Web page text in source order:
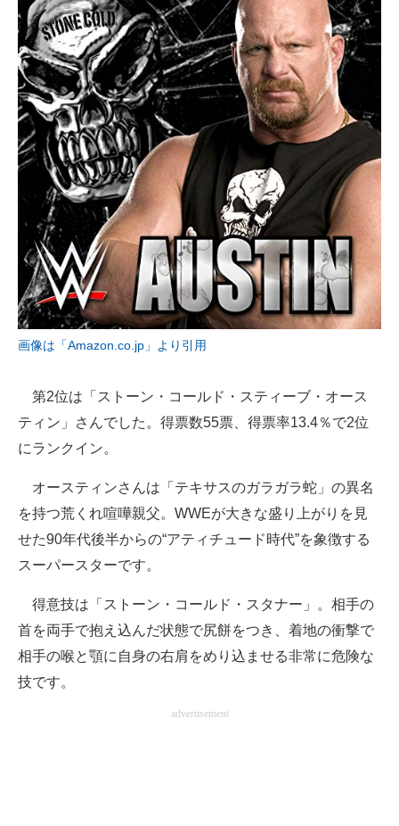
画像は「Amazon.co.jp」より引用
第2位は「ストーン・コールド・スティーブ・オース
ティン」さんでした。得票数55票、得票率13.4％で2位
にランクイン。
オースティンさんは「テキサスのガラガラ蛇」の異名
を持つ荒くれ喧嘩親父。WWEが大きな盛り上がりを見
せた90年代後半からの“アティチュード時代”を象徴する
スーパースターです。
得意技は「ストーン・コールド・スタナー」。相手の
首を両手で抱え込んだ状態で尻餅をつき、着地の衝撃で
相手の喉と顎に自身の右肩をめり込ませる非常に危険な
技です。
advertisement